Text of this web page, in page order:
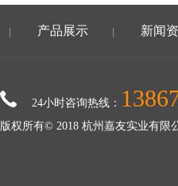
产品展示 新闻
24小时咨询热线：
版权所有© 2018 杭州嘉友实业有限